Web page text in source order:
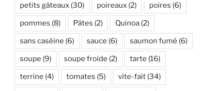
petits gâteaux (30) poireaux (2) poires (6)
pommes (8) Pâtes (2) Quinoa (2)
sans caséine (6) sauce (6) saumon fumé (6)
soupe (9) soupe froide (2) tarte (16)
terrine (4) tomates (5) vite-fait (34)